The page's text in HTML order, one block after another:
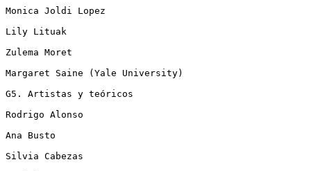
Monica Joldi Lopez
Lily Lituak
Zulema Moret
Margaret Saine (Yale University)
G5. Artistas y teóricos
Rodrigo Alonso
Ana Busto
Silvia Cabezas